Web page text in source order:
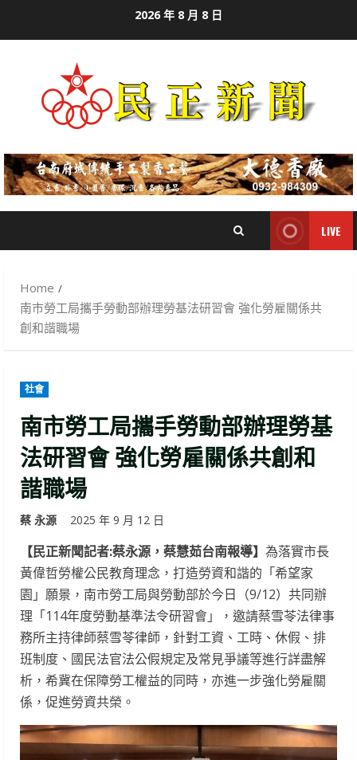
2026 年 8 月 8 日
LIVE
Home
南市勞工局攜手勞動部辦理勞基法研習會 強化勞雇關係共
創和諧職場
社會
南市勞工局攜手勞動部辦理勞基
法研習會 強化勞雇關係共創和
諧職場
蔡 永源 2025 年 9 月 12 日
【民正新聞記者:蔡永源，蔡慧茹台南報導】 為落實市長
黃偉哲勞權公民教育理念，打造勞資和諧的「希望家
園」願景，南市勞工局與勞動部於今日（9/12）共同辦
理「114年度勞動基準法令研習會」，邀請蔡雪苓法律事
務所主持律師蔡雪苓律師，針對工資、工時、休假、排
班制度、國民法官法公假規定及常見爭議等進行詳盡解
析，希冀在保障勞工權益的同時，亦進一步強化勞雇關
係，促進勞資共榮。